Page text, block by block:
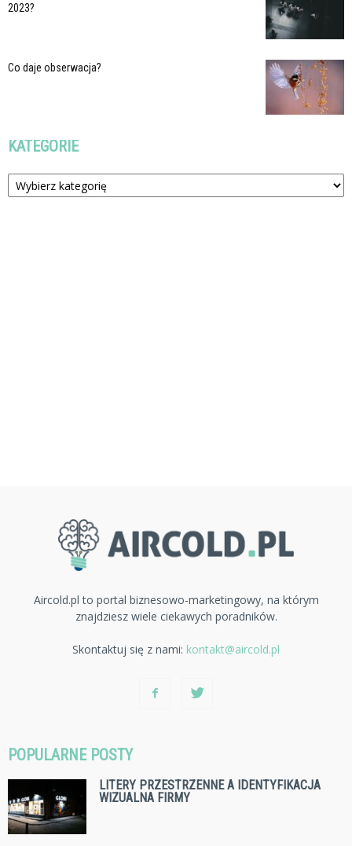
2023?
Co daje obserwacja?
KATEGORIE
Kategorie
Aircold.pl to portal biznesowo-marketingowy, na którym
znajdziesz wiele ciekawych poradników.
Skontaktuj się z nami: kontakt@aircold.pl
POPULARNE POSTY
LITERY PRZESTRZENNE A IDENTYFIKACJA
WIZUALNA FIRMY